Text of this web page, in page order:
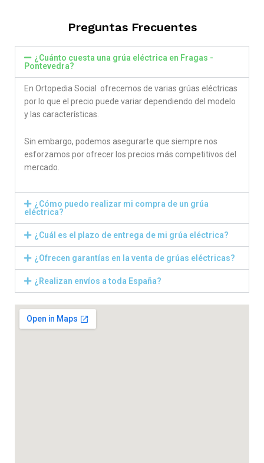
Preguntas Frecuentes
¿Cuánto cuesta una grúa eléctrica en Fragas -
Pontevedra?
En Ortopedia Social ofrecemos de varias grúas eléctricas
por lo que el precio puede variar dependiendo del modelo
y las características.
Sin embargo, podemos asegurarte que siempre nos
esforzamos por ofrecer los precios más competitivos del
mercado.
¿Cómo puedo realizar mi compra de un grúa
eléctrica?
¿Cuál es el plazo de entrega de mi grúa eléctrica?
¿Ofrecen garantías en la venta de grúas eléctricas?
¿Realizan envíos a toda España?